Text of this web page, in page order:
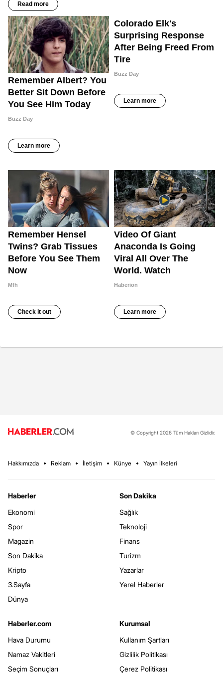
© Copyright 2026 Tüm Hakları Gizlidir.
Hakkımızda Reklam İletişim Künye Yayın İlkeleri
Haberler
Ekonomi
Spor
Magazin
Son Dakika
Kripto
3.Sayfa
Dünya
Son Dakika
Sağlık
Teknoloji
Finans
Turizm
Yazarlar
Yerel Haberler
Haberler.com
Hava Durumu
Namaz Vakitleri
Seçim Sonuçları
Kurumsal
Kullanım Şartları
Gizlilik Politikası
Çerez Politikası